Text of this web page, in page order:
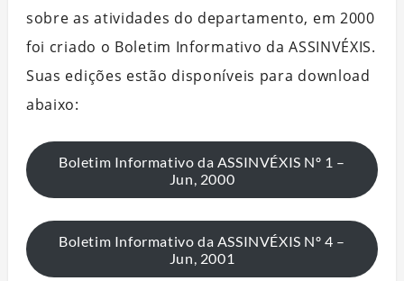
sobre as atividades do departamento, em 2000
foi criado o Boletim Informativo da ASSINVÉXIS.
Suas edições estão disponíveis para download
abaixo:
Boletim Informativo da ASSINVÉXIS Nº 1 –
Jun, 2000
Boletim Informativo da ASSINVÉXIS Nº 4 –
Jun, 2001